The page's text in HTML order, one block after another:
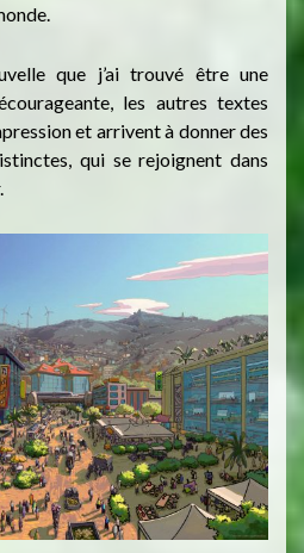
que j’ai trouvé être une
les autres textes
et arrivent à donner des
qui se rejoignent dans